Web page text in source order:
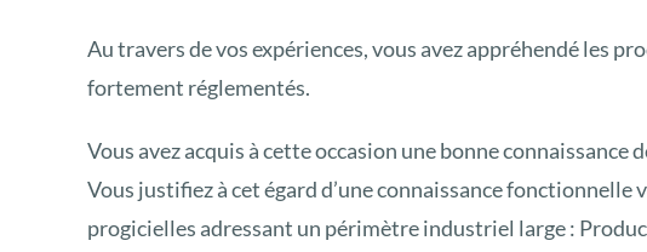
Au travers de vos expériences, vous avez appréhendé les
fortement réglementés.
Vous avez acquis à cette occasion une bonne
Vous justifiez à cet égard d’une connaissance fonctionnelle
progicielles adressant un périmètre industriel large :